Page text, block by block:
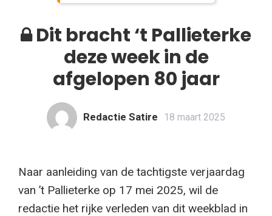
Dit bracht ‘t Pallieterke
deze week in de
afgelopen 80 jaar
Redactie Satire 18 maart 2025
Naar aanleiding van de tachtigste verjaardag
van ’t Pallieterke op 17 mei 2025, wil de
redactie het rijke verleden van dit weekblad in